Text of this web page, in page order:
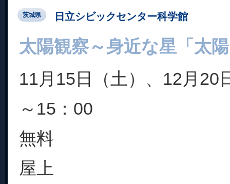
茨城県 日立シビックセンター科学館
太陽観察～身近な星「太
11月15日（土）、12月20
～15：00
無料
屋上